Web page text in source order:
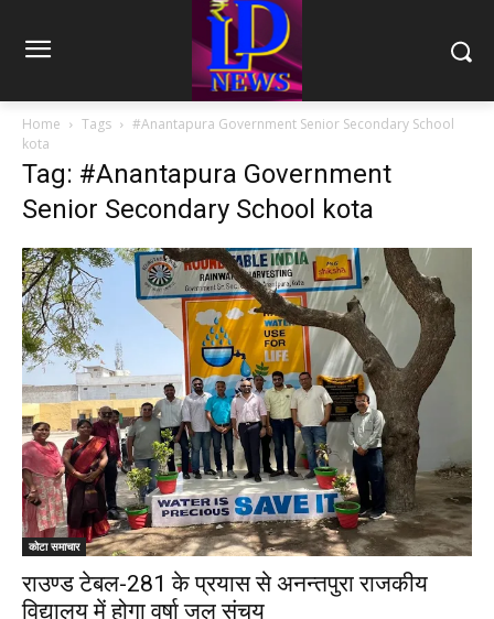
Home Tags
#Anantapura Government Senior Secondary School
kota
Tag: #Anantapura Government
Senior Secondary School kota
कोटा समाचार
राउण्ड टेबल-281 के प्रयास से अनन्तपुरा राजकीय
विद्यालय में होगा वर्षा जल संचय